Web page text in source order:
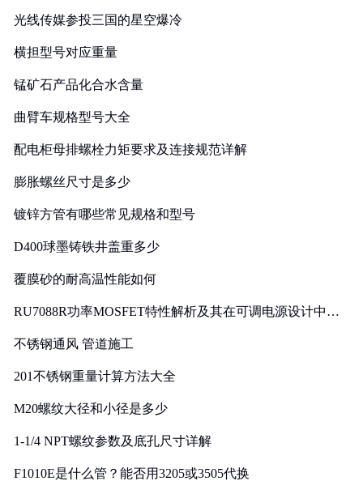
光线传媒参投三国的星空爆冷
横担型号对应重量
锰矿石产品化合水含量
曲臂车规格型号大全
配电柜母排螺栓力矩要求及连接规范详解
膨胀螺丝尺寸是多少
镀锌方管有哪些常见规格和型号
D400球墨铸铁井盖重多少
覆膜砂的耐高温性能如何
RU7088R功率MOSFET特性解析及其在可调电源设计中的
不锈钢通风 管道施工
201不锈钢重量计算方法大全
M20螺纹大径和小径是多少
1-1/4 NPT螺纹参数及底孔尺寸详解
F1010E是什么管？能否用3205或3505代换